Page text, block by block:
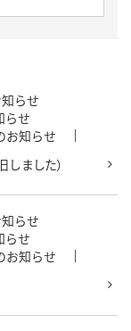
らせ
らせ
お知らせ
ました）
らせ
らせ
お知らせ